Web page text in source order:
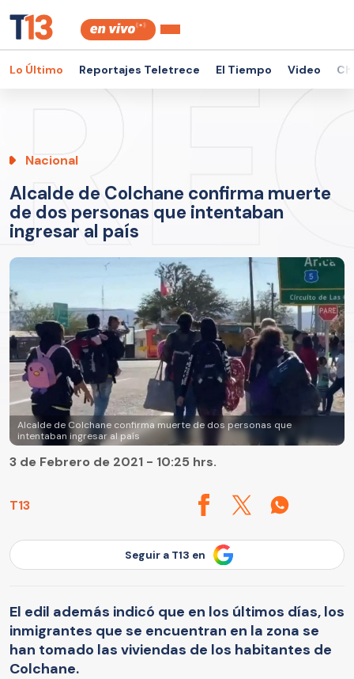
Lo Último Reportajes Teletrece El Tiempo Video
Nacional
Alcalde de Colchane confirma muerte
de dos personas que intentaban
ingresar al país
Alcalde de Colchane confirma muerte de dos personas que
intentaban ingresar al país
T13
3 de Febrero de 2021 - 10:25 hrs.
Seguir a T13 en
El edil además indicó que en los últimos días, los
inmigrantes que se encuentran en la zona se
han tomado las viviendas de los habitantes de
Colchane.